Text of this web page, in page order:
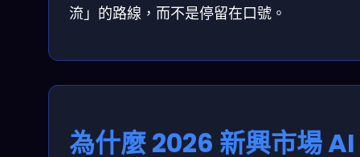
流」的路線，而不是停留在口號。
為什麼 2026 新興市場